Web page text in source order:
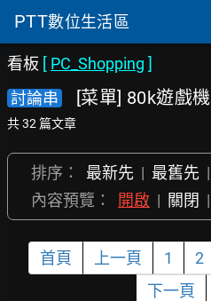
PTT數位生活區
看板 [ PC_Shopping ]
討論串
[菜單] 80k遊戲機
共 32 篇文章
排序： 最新先 | 最舊先 |
內容預覽：
開啟 | 關閉 |
首頁 上一頁 1 2
下一頁